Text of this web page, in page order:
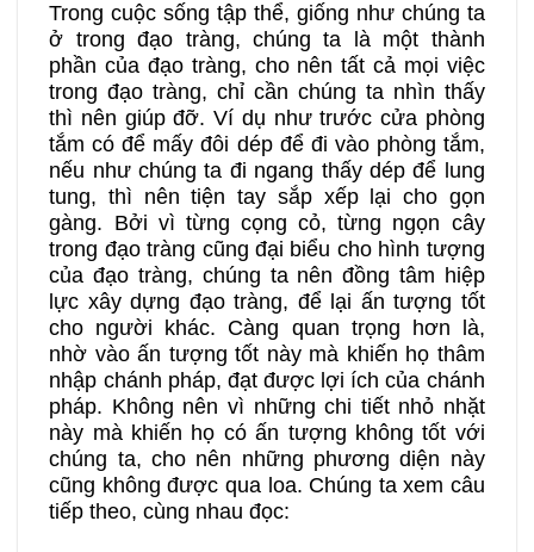
Trong cuộc sống tập thể, giống như chúng ta
ở trong đạo tràng, chúng ta là một thành
phần của đạo tràng, cho nên tất cả mọi việc
trong đạo tràng, chỉ cần chúng ta nhìn thấy
thì nên giúp đỡ. Ví dụ như trước cửa phòng
tắm có để mấy đôi dép để đi vào phòng tắm,
nếu như chúng ta đi ngang thấy dép để lung
tung, thì nên tiện tay sắp xếp lại cho gọn
gàng. Bởi vì từng cọng cỏ, từng ngọn cây
trong đạo tràng cũng đại biểu cho hình tượng
của đạo tràng, chúng ta nên đồng tâm hiệp
lực xây dựng đạo tràng, để lại ấn tượng tốt
cho người khác. Càng quan trọng hơn là,
nhờ vào ấn tượng tốt này mà khiến họ thâm
nhập chánh pháp, đạt được lợi ích của chánh
pháp. Không nên vì những chi tiết nhỏ nhặt
này mà khiến họ có ấn tượng không tốt với
chúng ta, cho nên những phương diện này
cũng không được qua loa. Chúng ta xem câu
tiếp theo, cùng nhau đọc: